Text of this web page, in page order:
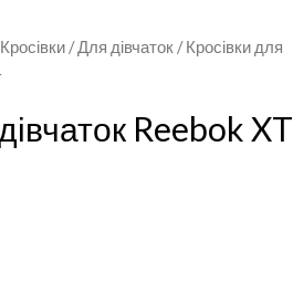
Кросівки /Для дівчаток / Кросівки для
Reebok XT